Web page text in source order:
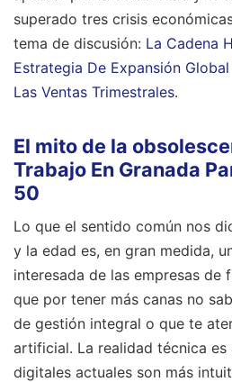
superado tres crisis
tema de discusión: La Cadena
Estrategia De Expansión
Las Ventas Trimestrales.
El mito de la
Trabajo En Granada
50
Lo que el sentido común nos
y la edad es, en gran medida,
interesada de las empresas de
que por tener más canas no
de gestión integral o que te
artificial. La realidad técnica es
digitales actuales son más